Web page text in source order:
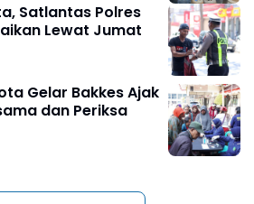
Satlantas Polres
Lewat Jumat
Gelar Bakkes Ajak
dan Periksa